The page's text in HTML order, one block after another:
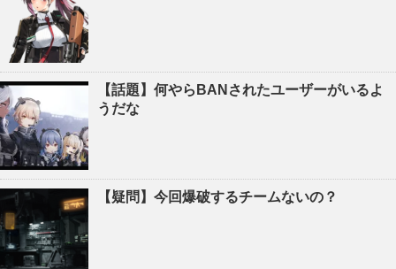
【話題】何やらBANされたユーザーがいるよ
うだな
【疑問】今回爆破するチームないの？